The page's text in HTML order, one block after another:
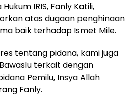
IRIS, Fanly Katili,
atas dugaan penghinaan
baik terhadap Ismet Mile.
tentang pidana, kami juga
terkait dengan
Pemilu, Insya Allah
Fanly.